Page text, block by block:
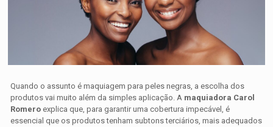
Quando o assunto é maquiagem para peles negras, a escolha dos
produtos vai muito além da simples aplicação. A maquiadora Carol
Romero explica que, para garantir uma cobertura impecável, é
essencial que os produtos tenham subtons terciários, mais adequados